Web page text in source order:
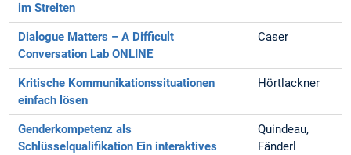
im Streiten
Dialogue Matters – A Difficult
Conversation Lab ONLINE
Caser
Kritische Kommunikationssituationen
einfach lösen
Hörtlackner
Genderkompetenz als
Schlüsselqualifikation Ein interaktives
Quindeau,
Fänderl